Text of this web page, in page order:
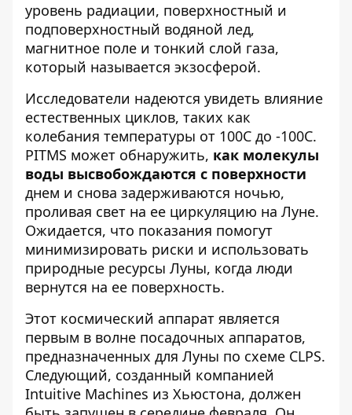
уровень радиации, поверхностный и
подповерхностный водяной лед,
магнитное поле и тонкий слой газа,
который называется экзосферой.
Исследователи надеются увидеть влияние
естественных циклов, таких как
колебания температуры от 100C до -100C.
PITMS может обнаружить, как молекулы
воды высвобождаются с поверхности
днем ​​и снова задерживаются ночью,
проливая свет на ее циркуляцию на Луне.
Ожидается, что показания помогут
минимизировать риски и использовать
природные ресурсы Луны, когда люди
вернутся на ее поверхность.
Этот космический аппарат является
первым в волне посадочных аппаратов,
предназначенных для Луны по схеме CLPS.
Следующий, созданный компанией
Intuitive Machines из Хьюстона, должен